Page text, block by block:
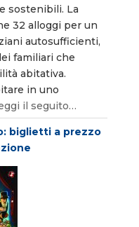
sostenibili. La
32 alloggi per un
autosufficienti,
familiari che
abitativa.
in uno
il seguito…
biglietti a prezzo